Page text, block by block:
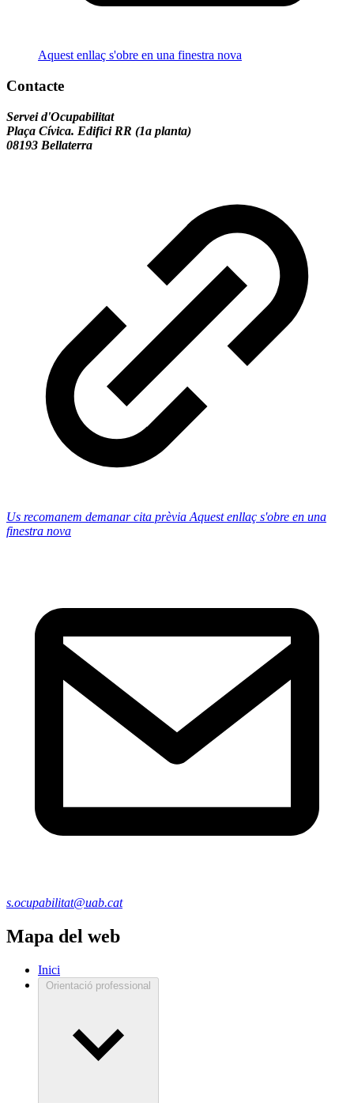
Aquest enllaç s'obre en una finestra nova
Contacte
Servei d'Ocupabilitat
Plaça Cívica. Edifici RR (1a planta)
08193 Bellaterra
Us recomanem demanar cita prèvia Aquest enllaç s'obre en una
finestra nova
s.ocupabilitat@uab.cat
Mapa del web
Inici
Orientació professional